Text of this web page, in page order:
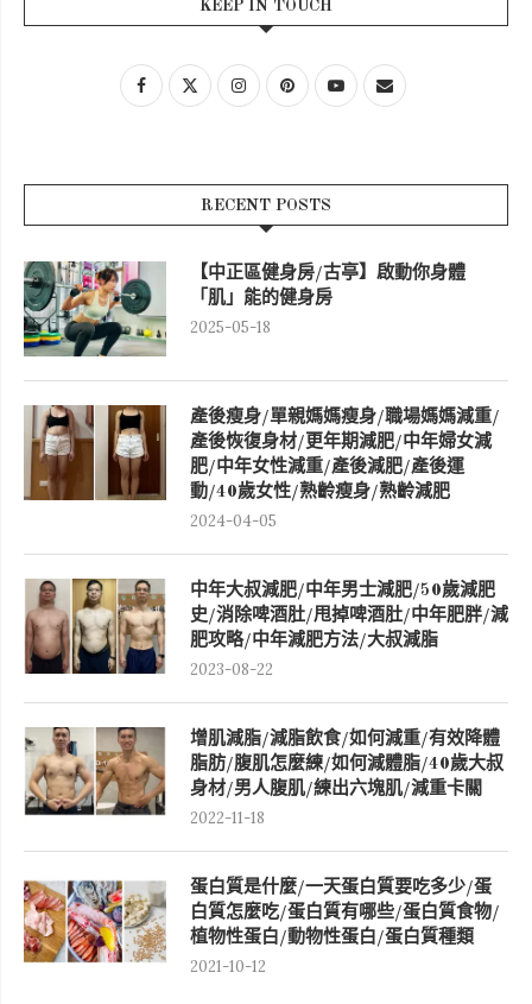
KEEP IN TOUCH
RECENT POSTS
【中正區健身房/古亭】啟動你身體
「肌」能的健身房
2025-05-18
產後瘦身/單親媽媽瘦身/職場媽媽減重/
產後恢復身材/更年期減肥/中年婦女減
肥/中年女性減重/產後減肥/產後運
動/40歲女性/熟齡瘦身/熟齡減肥
2024-04-05
中年大叔減肥/中年男士減肥/50歲減肥
史/消除啤酒肚/甩掉啤酒肚/中年肥胖/減
肥攻略/中年減肥方法/大叔減脂
2023-08-22
增肌減脂/減脂飲食/如何減重/有效降體
脂肪/腹肌怎麼練/如何減體脂/40歲大叔
身材/男人腹肌/練出六塊肌/減重卡關
2022-11-18
蛋白質是什麼/一天蛋白質要吃多少/蛋
白質怎麼吃/蛋白質有哪些/蛋白質食物/
植物性蛋白/動物性蛋白/蛋白質種類
2021-10-12